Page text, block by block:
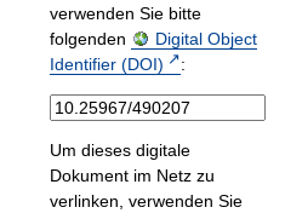
verwenden Sie bitte
folgenden
Digital Object
Identifier (DOI)
:
Um dieses digitale
Dokument im Netz zu
verlinken, verwenden Sie